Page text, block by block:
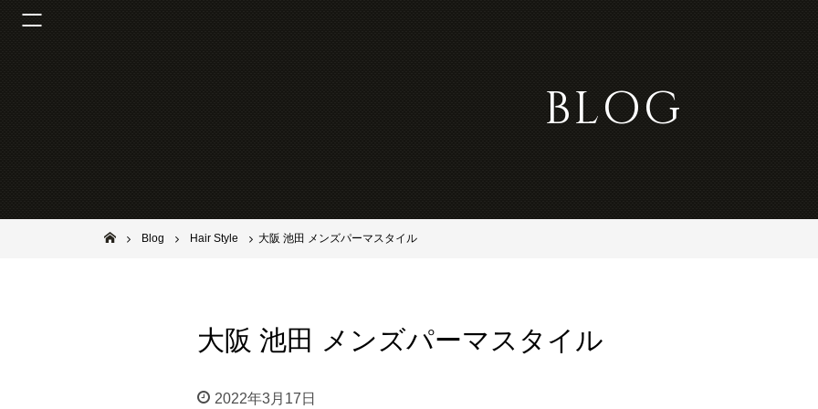
BLOG
池田市石橋の美容室ならヘアサロンSolana（ソラーナ）
Blog Hair Style 大阪 池田 メンズパーマスタイル
大阪 池田 メンズパーマスタイル
2022年3月17日